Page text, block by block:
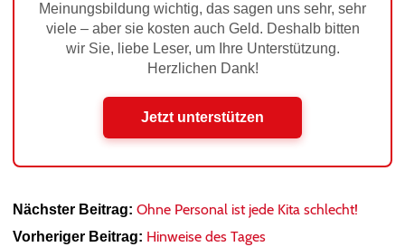
Meinungsbildung wichtig, das sagen uns sehr, sehr
viele – aber sie kosten auch Geld. Deshalb bitten
wir Sie, liebe Leser, um Ihre Unterstützung.
Herzlichen Dank!
Jetzt unterstützen
Nächster Beitrag: Ohne Personal ist jede Kita schlecht!
Vorheriger Beitrag: Hinweise des Tages